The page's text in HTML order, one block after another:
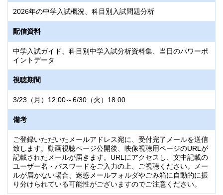
2026年の中学入試概況、科目別入試問題分析
配信資料
中学入試ガイド、科目別中学入試分析資料集、当日のパワーポ
イントデータ
視聴期間
3/23（月）12:00～6/30（火）18:00
備考
ご登録いただいたメールアドレス宛に、受付完了メールを送信
致します。動画視聴ページ公開後、映像視聴用ページのURLが
記載されたメールが届きます。URLにアクセスし、文中記載の
ユーザー名・パスワードをご入力の上、ご視聴ください。メー
ルが届かない場合、迷惑メールフォルダやごみ箱に自動的に振
り分けられている可能性がございますのでご注意ください。